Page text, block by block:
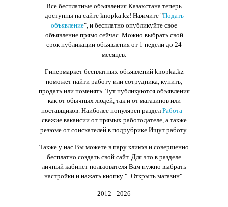
Все бесплатные объявления Казахстана теперь
доступны на сайте knopka.kz! Нажмите "Подать
объявление", и бесплатно опубликуйте свое
объявление прямо сейчас. Можно выбрать свой
срок публикации объявления от 1 недели до 24
месяцев.
Гипермаркет бесплатных объявлений knopka.kz
поможет найти работу или сотрудника, купить,
продать или поменять. Тут публикуются объявления
как от обычных людей, так и от магазинов или
поставщиков. Наиболее популярен раздел Работа-
свежие вакансии от прямых работодателе, а также
резюме от соискателей в подрубрике Ищут работу.
Также у нас Вы можете в пару кликов и совершенно
бесплатно создать свой сайт. Для это в разделе
личный кабинет пользователя Вам нужно выбрать
настройки и нажать кнопку "+Открыть магазин"
2012 - 2026